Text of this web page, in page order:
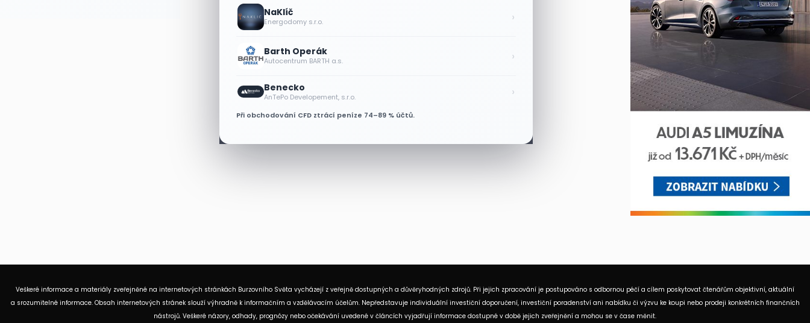
NaKlíč
Energodomy s.r.o. ›
Barth Operák
Autocentrum BARTH a.s. ›
Benecko
AnTePo Developement, s.r.o. ›
Při obchodování CFD ztrácí peníze 74–89 % účtů.
Veškeré informace a materiály zveřejněné na internetových stránkách Burzovního Světa vycházejí z veřejně dostupných a důvěryhodných zdrojů. Při jejich zpracování je postupováno s odbornou péčí a cílem poskytovat čtenářům objektivní, aktuální
a srozumitelné informace. Obsah internetových stránek slouží výhradně k informačním a vzdělávacím účelům. Nepředstavuje individuální investiční doporučení, investiční poradenství ani nabídku či výzvu ke koupi nebo prodeji konkrétních finančních
nástrojů. Veškeré názory, odhady, prognózy nebo očekávání uvedené v článcích vyjadřují informace dostupné v době jejich zveřejnění a mohou se v čase měnit.